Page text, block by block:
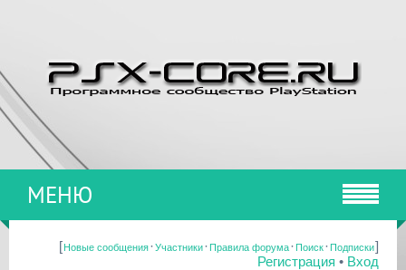
МЕНЮ
[Новые сообщения·Участники·Правила форума·Поиск·Подписки]
Регистрация • Вход